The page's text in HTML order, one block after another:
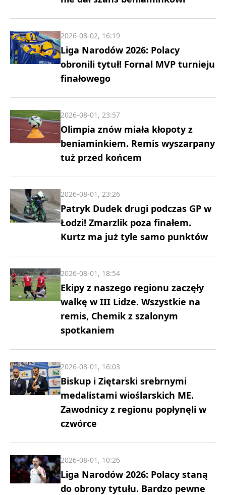
Liga Narodów 2026: Polacy
obronili tytuł! Fornal MVP turnieju
finałowego
2026-08-02, 16:19
Olimpia znów miała kłopoty z
beniaminkiem. Remis wyszarpany
tuż przed końcem
2026-08-01, 23:57
Patryk Dudek drugi podczas GP w
Łodzi! Zmarzlik poza finałem.
Kurtz ma już tyle samo punktów
2026-08-01, 23:26
Ekipy z naszego regionu zaczęły
walkę w III Lidze. Wszystkie na
remis, Chemik z szalonym
spotkaniem
2026-08-01, 18:54
Biskup i Ziętarski srebrnymi
medalistami wioślarskich ME.
Zawodnicy z regionu popłynęli w
czwórce
2026-08-01, 16:03
Liga Narodów 2026: Polacy staną
do obrony tytułu. Bardzo pewne
2026-08-01, 10:26